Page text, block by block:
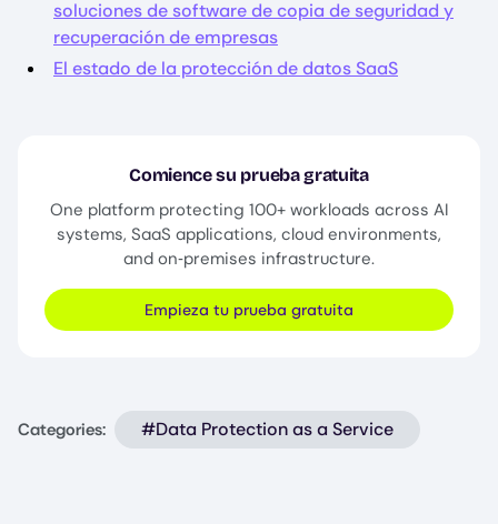
soluciones de software de copia de seguridad y
recuperación de empresas
El estado de la protección de datos SaaS
Comience su prueba gratuita
One platform protecting 100+ workloads across AI
systems, SaaS applications, cloud environments,
and on‑premises infrastructure.
Empieza tu prueba gratuita
Categories: #Data Protection as a Service